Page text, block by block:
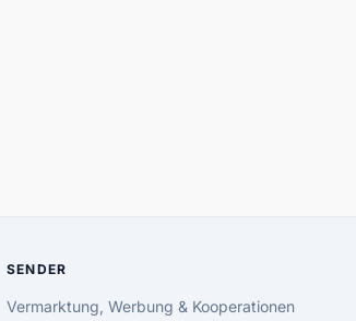
SENDER
Vermarktung, Werbung & Kooperationen